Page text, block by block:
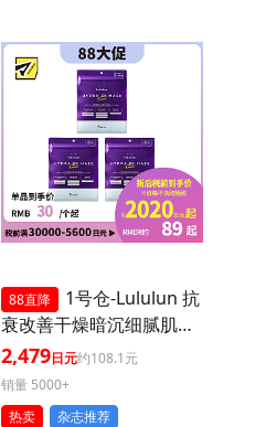
88直降
1号仓-Lululun 抗
衰改善干燥暗沉细腻肌肤
外泌体精华液保湿面膜 7
片 3个装 Exosome 增加
肌肤弹力透明感
2,479日元约108.1元
销量 5000+
热卖
杂志推荐